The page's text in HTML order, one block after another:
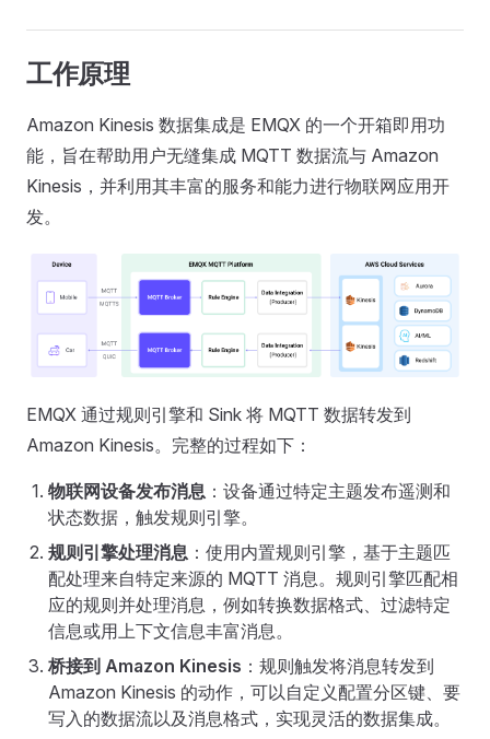
工作原理
Amazon Kinesis 数据集成是 EMQX 的一个开箱即用功
能，旨在帮助用户无缝集成 MQTT 数据流与 Amazon
Kinesis，并利用其丰富的服务和能力进行物联网应用开
发。
EMQX 通过规则引擎和 Sink 将 MQTT 数据转发到
Amazon Kinesis。完整的过程如下：
物联网设备发布消息 ：设备通过特定主题发布遥测和
状态数据，触发规则引擎。
规则引擎处理消息 ：使用内置规则引擎，基于主题匹
配处理来自特定来源的 MQTT 消息。规则引擎匹配相
应的规则并处理消息，例如转换数据格式、过滤特定
信息或用上下文信息丰富消息。
桥接到 Amazon Kinesis ：规则触发将消息转发到
Amazon Kinesis 的动作，可以自定义配置分区键、要
写入的数据流以及消息格式，实现灵活的数据集成。